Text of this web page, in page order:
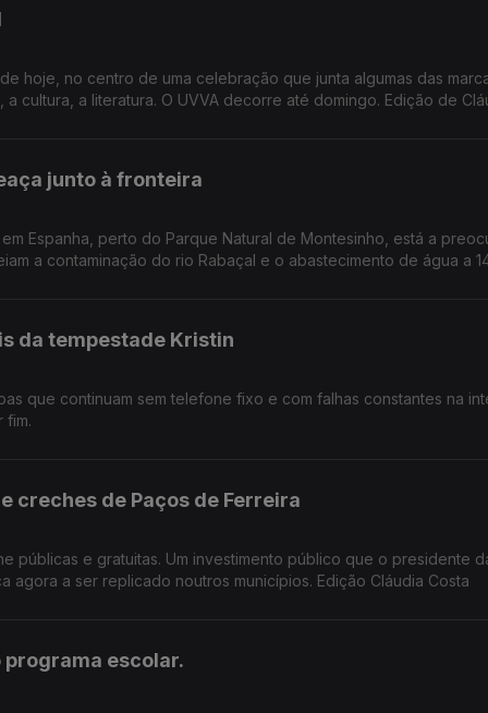
hoje, no centro de uma celebração que junta algumas das
a cultura, a literatura. O UVVA decorre até domingo. Edição de
junto à fronteira
Espanha, perto do Parque Natural de Montesinho, está a
a contaminação do rio Rabaçal e o abastecimento de água a
da tempestade Kristin
que continuam sem telefone fixo e com falhas constantes na
fim.
creches de Paços de Ferreira
públicas e gratuitas. Um investimento público que o presidente
agora a ser replicado noutros municípios. Edição Cláudia Costa
programa escolar.